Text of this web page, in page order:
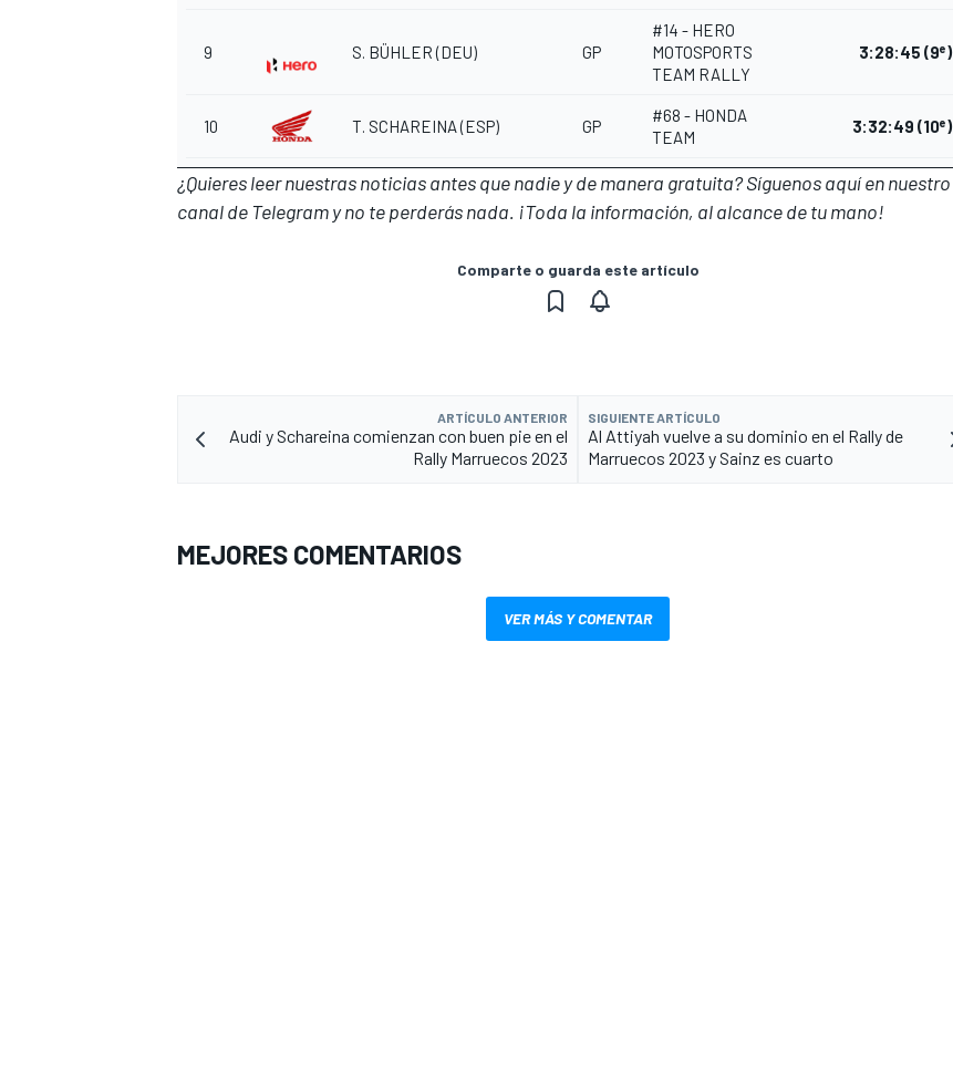
9 S. BÜHLER(DEU) GP
#14 - HERO
MOTOSPORTS
TEAM RALLY
3:28:45 (9e)
10 T. SCHAREINA(ESP) GP
#68 - HONDA
TEAM
3:32:49 (10e)
¿Quieres leer nuestras noticias antes que nadie y de manera gratuita? Síguenosaquí en nuestro
canal de Telegramy no te perderás nada. ¡Toda la información, al alcance de tu mano!
Comparte o guarda este artículo
ARTÍCULO ANTERIOR
Audi y Schareina comienzan con buen pie en el
Rally Marruecos 2023
SIGUIENTE ARTÍCULO
Al Attiyah vuelve a su dominio en el Rally de
Marruecos 2023 y Sainz es cuarto
MEJORES COMENTARIOS
VER MÁS Y COMENTAR